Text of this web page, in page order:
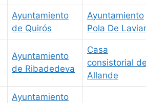
Ayuntamiento
de Quirós
Ayuntamiento
Pola De
Ayuntamiento
de Ribadedeva
Casa
consistorial
Allande
Ayuntamiento